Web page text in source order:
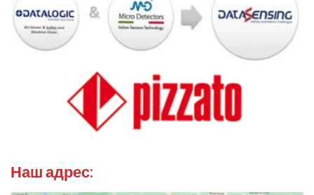
Наш адрес: